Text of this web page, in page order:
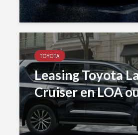
TOYOTA
Leasing Toyota
Cruiser en LOA